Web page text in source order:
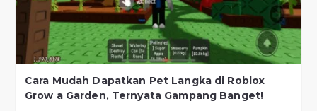
Cara Mudah Dapatkan Pet Langka di Roblox
Grow a Garden, Ternyata Gampang Banget!